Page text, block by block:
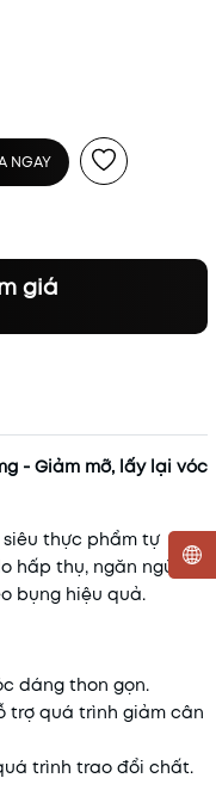
NGAY
giá
- Giảm mỡ, lấy lại vóc
siêu thực phẩm tự
hấp thụ, ngăn ngừa
bụng hiệu quả.
dáng thon gọn.
trợ quá trình giảm cân
trình trao đổi chất.